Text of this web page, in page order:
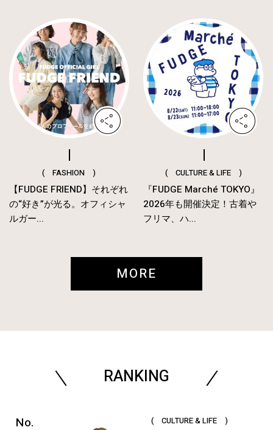
( FASHION )
【FUDGE FRIEND】それぞれ
の“好き”が光る。オフィシャ
ルガー...
( CULTURE & LIFE )
『FUDGE Marché TOKYO』
2026年も開催決定！古着や
フリマ、ハ...
MORE
RANKING
( CULTURE & LIFE )